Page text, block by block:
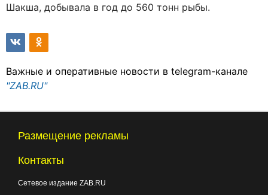
Шакша, добывала в год до 560 тонн рыбы.
Важные и оперативные новости в telegram-канале
"ZAB.RU"
Размещение рекламы
Контакты
Сетевое издание ZAB.RU